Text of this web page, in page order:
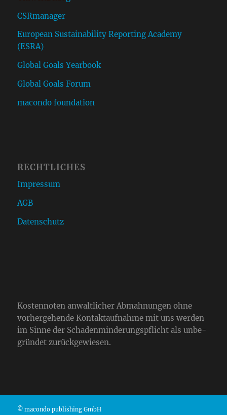
CSRmanager
European Sustainability Reporting Academy
(ESRA)
Global Goals Yearbook
Global Goals Forum
macondo foundation
RECHTLICHES
Impressum
AGB
Datenschutz
Kos­ten­no­ten anwalt­li­cher Abmah­nun­gen ohne
vor­her­ge­hende Kon­takt­auf­nahme mit uns werden
im Sinne der Scha­den­min­de­rungs­pflicht als unbe­
grün­det zurück­ge­wie­sen.
© macondo publishing GmbH